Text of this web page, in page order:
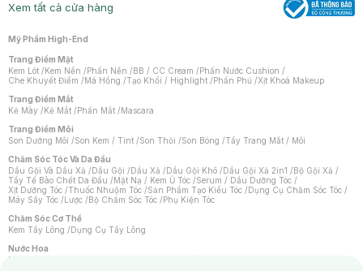
Xem tất cả cửa hàng
Mỹ Phẩm High-End
Trang Điểm Mặt
Kem Lót /Kem Nền /Phấn Nền /BB / CC Cream /Phấn Nước Cushion /
Che Khuyết Điểm /Má Hồng /Tạo Khối / Highlight /Phấn Phủ /Xịt Khoá Makeup
Trang Điểm Mắt
Kẻ Mày /Kẻ Mắt /Phấn Mắt /Mascara
Trang Điểm Môi
Son Dưỡng Môi /Son Kem / Tint /Son Thỏi /Son Bóng /Tẩy Trang Mắt / Môi
Chăm Sóc Tóc Và Da Đầu
Dầu Gội Và Dầu Xả /Dầu Gội /Dầu Xả /Dầu Gội Khô /Dầu Gội Xả 2in1 /Bộ Gội Xả /
Tẩy Tế Bào Chết Da Đầu /Mặt Nạ / Kem Ủ Tóc /Serum / Dầu Dưỡng Tóc /
Xịt Dưỡng Tóc /Thuốc Nhuộm Tóc /Sản Phẩm Tạo Kiểu Tóc /Dụng Cụ Chăm Sóc Tóc /
Máy Sấy Tóc /Lược /Bộ Chăm Sóc Tóc /Phụ Kiện Tóc
Chăm Sóc Cơ Thể
Kem Tẩy Lông /Dụng Cụ Tẩy Lông
Nước Hoa
Nước Hoa Nữ